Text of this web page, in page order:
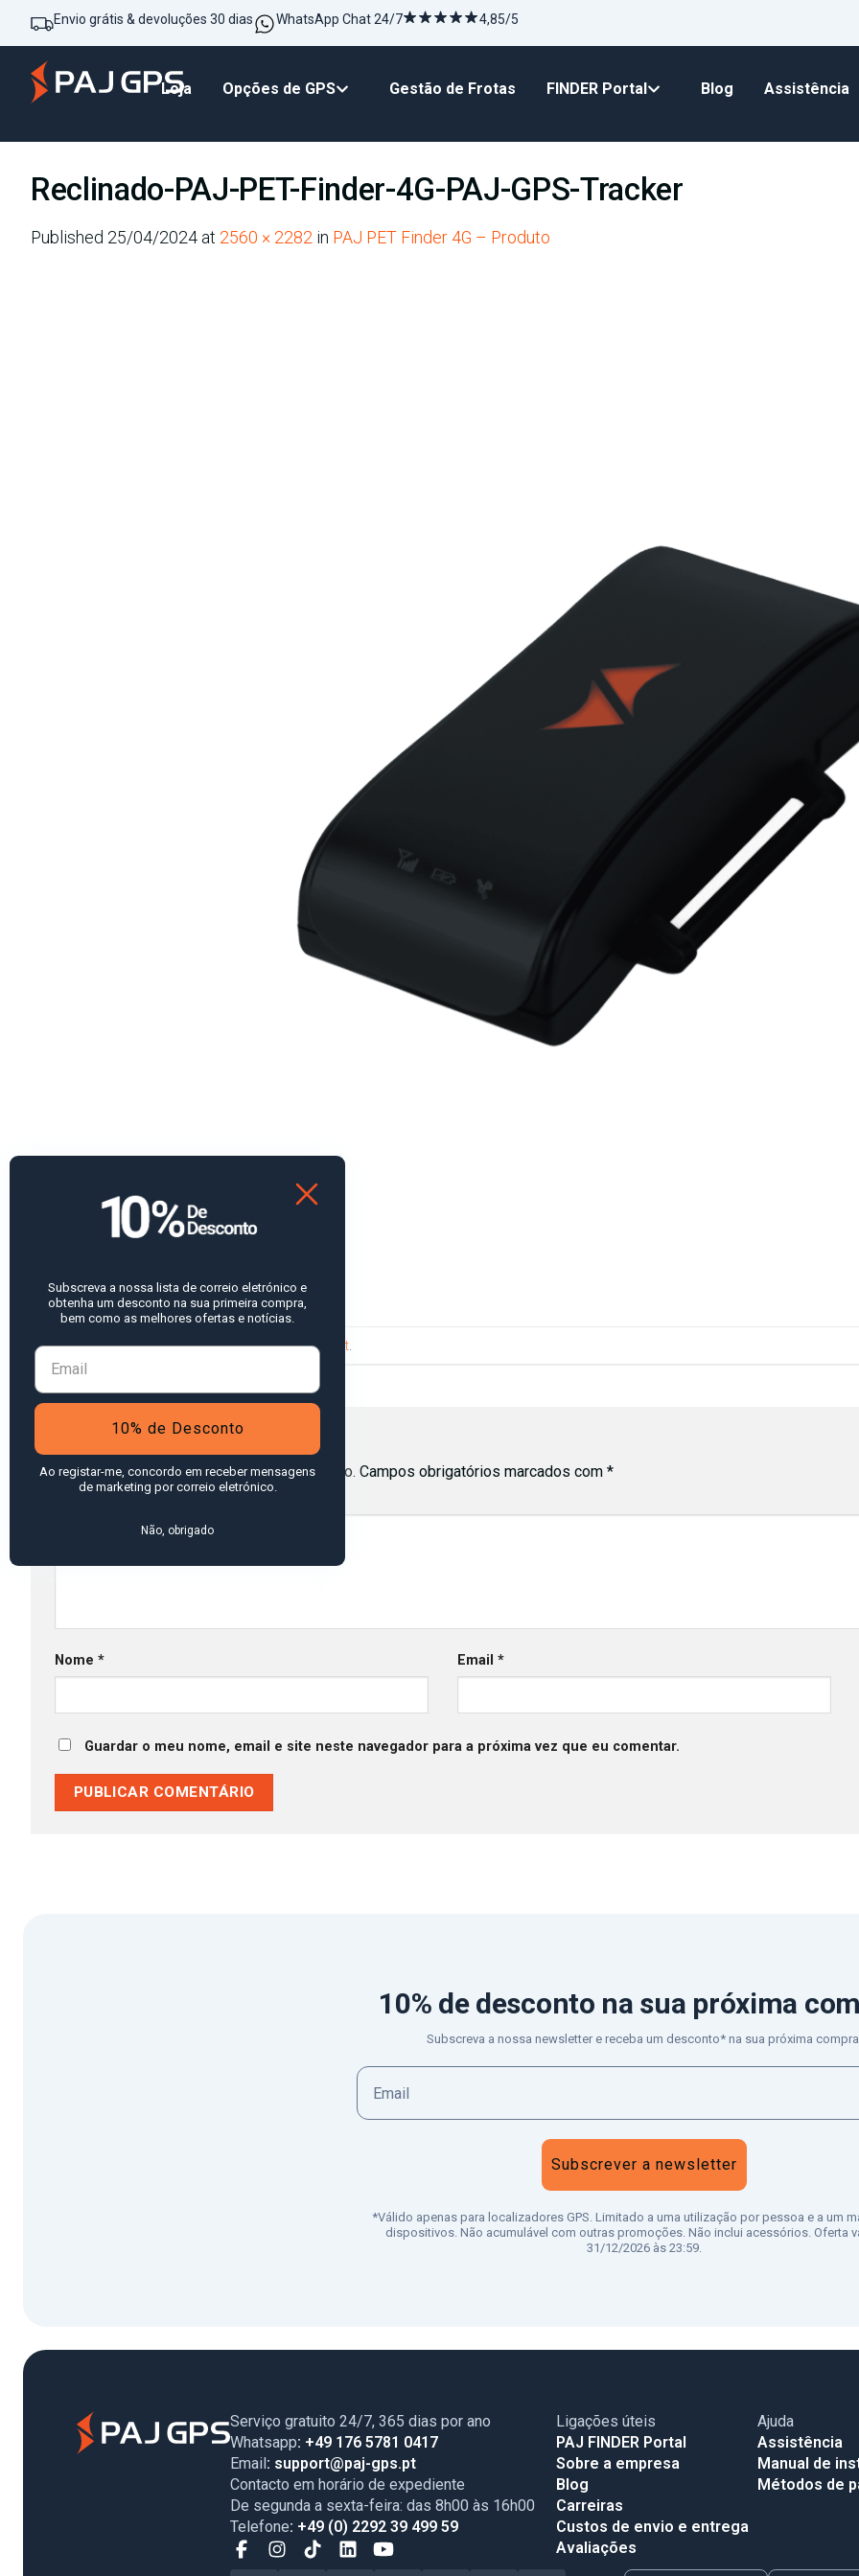
Envio grátis & devoluções 30 dias WhatsApp Chat 24/7 4,85/5
Loja Opções de GPS Gestão de Frotas FINDER Portal Blog Assistência
Reclinado-PAJ-PET-Finder-4G-PAJ-GPS-Tracker
Published 25/04/2024 at 2560 × 2282 in PAJ PET Finder 4G – Produto
Trackbacks are closed, but you canpost a comment
Previous
Deixe um comentário
O seu endereço de email não será publicado. Campos obrigatórios marcados com *
Nome * Email *
Guardar o meu nome, email e site neste navegador para a próxima vez que eu comentar.
10% de desconto na sua próxima
Subscreva a nossa newsletter e receba um desconto* na sua próxima
Subscrever a newsletter
*Válido apenas para localizadores GPS. Limitado a uma utilização por pessoa e a um
dispositivos. Não acumulável com outras promoções. Não inclui acessórios. Oferta
31/12/2026 às 23:59.
Serviço gratuito 24/7, 365 dias por ano
Whatsapp: +49 176 5781 0417
Email: support@paj-gps.pt
Contacto em horário de expediente
De segunda a sexta-feira: das 8h00 às 16h00
Telefone: +49 (0) 2292 39 499 59
Ligações úteis
PAJ FINDER Portal
Sobre a empresa
Blog
Carreiras
Custos de envio e entrega
Avaliações
Ajuda
Assistência
Manual de
Métodos de
Subscreva a nossa lista de correio eletrónico e
obtenha um desconto na sua primeira compra,
bem como as melhores ofertas e notícias.
10% de Desconto
Ao registar-me, concordo em receber mensagens
de marketing por correio eletrónico.
Não, obrigado